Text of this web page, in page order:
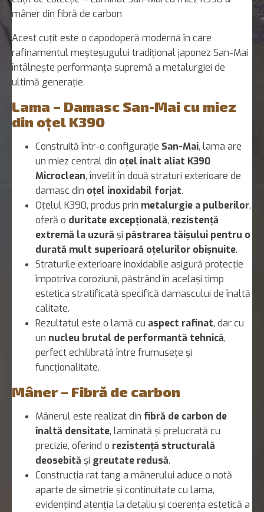
mâner din fibră de carbon
Acest cuțit este o capodoperă modernă în care
rafinamentul meșteșugului tradițional japonez San-Mai
întâlnește performanța supremă a metalurgiei de
ultimă generație.
Lama – Damasc San-Mai cu miez
din oțel K390
Construită într-o configurație San-Mai, lama are
un miez central din oțel înalt aliat K390
Microclean, învelit în două straturi exterioare de
damasc din oțel inoxidabil forjat.
Oțelul K390, produs prin metalurgie a pulberilor,
oferă o duritate excepțională, rezistență
extremă la uzură și păstrarea tăișului pentru o
durată mult superioară oțelurilor obișnuite.
Straturile exterioare inoxidabile asigură protecție
împotriva coroziunii, păstrând în același timp
estetica stratificată specifică damascului de înaltă
calitate.
Rezultatul este o lamă cu aspect rafinat, dar cu
un nucleu brutal de performantă tehnică,
perfect echilibrată între frumusețe și
funcționalitate.
Mâner – Fibră de carbon
Mânerul este realizat din fibră de carbon de
înaltă densitate, laminată și prelucrată cu
precizie, oferind o rezistență structurală
deosebită și greutate redusă.
Construcția rat tang a mânerului aduce o notă
aparte de simetrie și continuitate cu lama,
evidențiind atenția la detaliu și coerența estetică a